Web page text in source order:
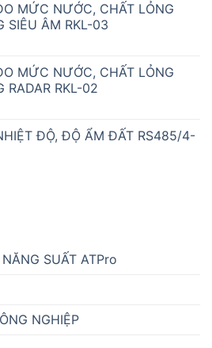
MỨC NƯỚC, CHẤT LỎNG
SIÊU ÂM RKL-03
MỨC NƯỚC, CHẤT LỎNG
RADAR RKL-02
ĐỘ, ĐỘ ẨM ĐẤT RS485/4-
SUẤT ATPro
NGHIỆP